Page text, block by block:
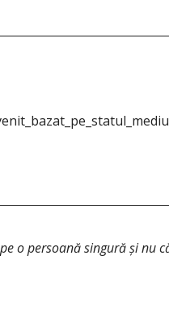
o persoană singură și nu